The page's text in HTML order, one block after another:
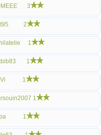
3
2
1
1
1
1
1